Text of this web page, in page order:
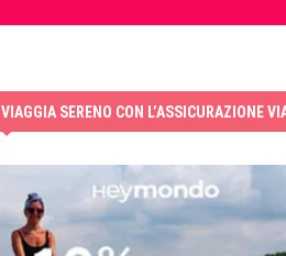
VIAGGIA SERENO CON L’ASSICURAZIONE